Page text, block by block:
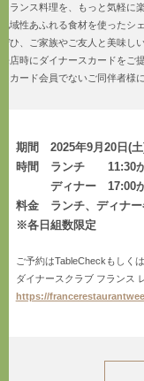
プライバシーポリシー
フランス料理を、もっと気軽
地域性あふれる食材を使った
ぜひ、ご家族やご友人と美味し
来店時にダイナースカードを
※カード会員でないご同伴者様
期間 2025年9月20日(土
時間 ランチ 11:30か
ディナー 17:00か
料金 ランチ、ディナー
※各日組数限定
ご予約はTableCheckもしく
ダイナースクラブ フランス
https://